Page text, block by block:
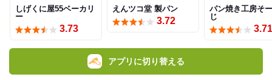
しげくに屋55ベーカリ
ー
3.73
えんツコ堂 製パン
3.72
パン焼き工房そ
じ
3.71
アプリに切り替える